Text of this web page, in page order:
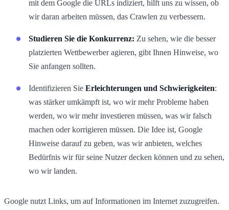
mit dem Google die URLs indiziert, hilft uns zu wissen, ob
wir daran arbeiten müssen, das Crawlen zu verbessern.
Studieren Sie die Konkurrenz: Zu sehen, wie die besser
platzierten Wettbewerber agieren, gibt Ihnen Hinweise, wo
Sie anfangen sollten.
Identifizieren Sie Erleichterungen und Schwierigkeiten:
was stärker umkämpft ist, wo wir mehr Probleme haben
werden, wo wir mehr investieren müssen, was wir falsch
machen oder korrigieren müssen. Die Idee ist, Google
Hinweise darauf zu geben, was wir anbieten, welches
Bedürfnis wir für seine Nutzer decken können und zu sehen,
wo wir landen.
Google nutzt Links, um auf Informationen im Internet zuzugreifen.